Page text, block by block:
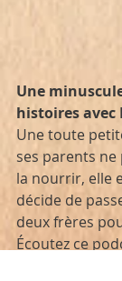
Une
histoires avec
Une toute
ses parents
la nourrir, elle
décide de
deux frères
Écoutez ce